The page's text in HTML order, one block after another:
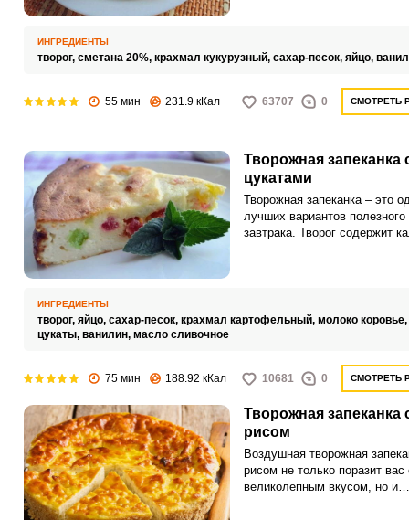
останется таким же вкусным,
ИНГРЕДИЕНТЫ
творог, сметана 20%, крахмал кукурузный, сахар-песок, яйцо,
55 мин 231.9 кКал 63707 0 СМОТРЕТЬ
Творожная запеканка
цукатами
Творожная запеканка – это
лучших вариантов полезного
завтрака. Творог содержит
ИНГРЕДИЕНТЫ
творог, яйцо, сахар-песок, крахмал картофельный, молоко коровье,
цукаты, ванилин, масло сливочное
75 мин 188.92 кКал 10681 0 СМОТРЕТЬ
Творожная запеканка
рисом
Воздушная творожная
рисом не только поразит вас
великолепным вкусом, но и